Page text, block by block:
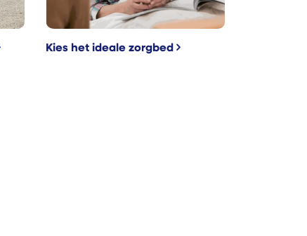
Kies het ideale zorgbed